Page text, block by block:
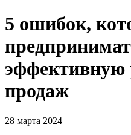
5 ошибок,
эффективную
продаж
28 марта 2024